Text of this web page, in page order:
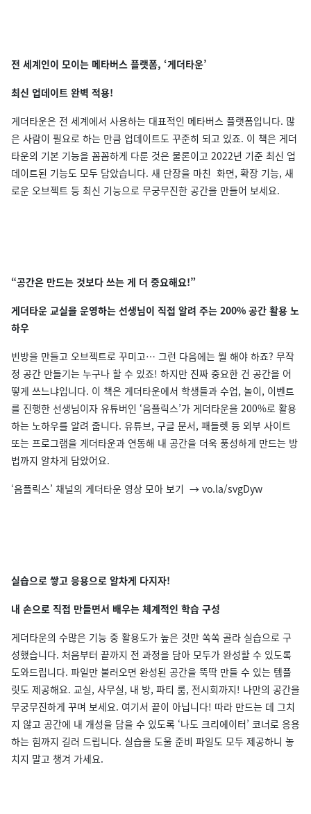
전 세계인이 모이는 메타버스 플랫폼, ‘게더타운’
최신 업데이트 완벽 적용!
게더타운은 전 세계에서 사용하는 대표적인 메타버스 플랫폼입니다. 많
은 사람이 필요로 하는 만큼 업데이트도 꾸준히 되고 있죠. 이 책은 게더
타운의 기본 기능을 꼼꼼하게 다룬 것은 물론이고 2022년 기준 최신 업
데이트된 기능도 모두 담았습니다. 새 단장을 마친 화면, 확장 기능, 새
로운 오브젝트 등 최신 기능으로 무궁무진한 공간을 만들어 보세요.
“공간은 만드는 것보다 쓰는 게 더 중요해요!”
게더타운 교실을 운영하는 선생님이 직접 알려 주는 200% 공간 활용 노
하우
빈방을 만들고 오브젝트로 꾸미고… 그런 다음에는 뭘 해야 하죠? 무작
정 공간 만들기는 누구나 할 수 있죠! 하지만 진짜 중요한 건 공간을 어
떻게 쓰느냐입니다. 이 책은 게더타운에서 학생들과 수업, 놀이, 이벤트
를 진행한 선생님이자 유튜버인 ‘음플릭스’가 게더타운을 200%로 활용
하는 노하우를 알려 줍니다. 유튜브, 구글 문서, 패들렛 등 외부 사이트
또는 프로그램을 게더타운과 연동해 내 공간을 더욱 풍성하게 만드는 방
법까지 알차게 담았어요.
‘음플릭스’ 채널의 게더타운 영상 모아 보기 → vo.la/svgDyw
실습으로 쌓고 응용으로 알차게 다지자!
내 손으로 직접 만들면서 배우는 체계적인 학습 구성
게더타운의 수많은 기능 중 활용도가 높은 것만 쏙쏙 골라 실습으로 구
성했습니다. 처음부터 끝까지 전 과정을 담아 모두가 완성할 수 있도록
도와드립니다. 파일만 불러오면 완성된 공간을 뚝딱 만들 수 있는 템플
릿도 제공해요. 교실, 사무실, 내 방, 파티 룸, 전시회까지! 나만의 공간을
무궁무진하게 꾸며 보세요. 여기서 끝이 아닙니다! 따라 만드는 데 그치
지 않고 공간에 내 개성을 담을 수 있도록 ‘나도 크리에이터’ 코너로 응용
하는 힘까지 길러 드립니다. 실습을 도울 준비 파일도 모두 제공하니 놓
치지 말고 챙겨 가세요.